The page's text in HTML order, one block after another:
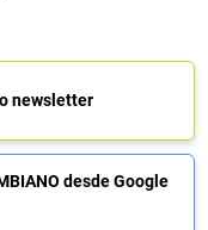
newsletter
desde Google